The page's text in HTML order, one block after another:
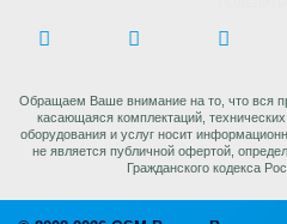
Обращаем Ваше внимание на то, что вся
касающаяся комплектаций,
оборудования и услуг носит
не является публичной офертой,
Гражданского кодекса